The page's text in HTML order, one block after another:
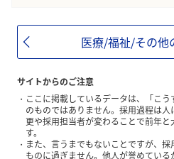
医療/福祉/その他
サイトからのご注意
ここに掲載しているデータは、「こ
のものではありません。採用過程は
更や採用担当者が変わることで前年
す。
また、言うまでもないことですが、
ものに過ぎません。他人が誉めてい